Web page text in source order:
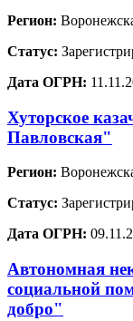
Регион:
Статус:
Дата ОГРН:
Хуторское
Павловская"
Регион:
Статус:
Дата ОГРН:
Автономная
социальной
добро"